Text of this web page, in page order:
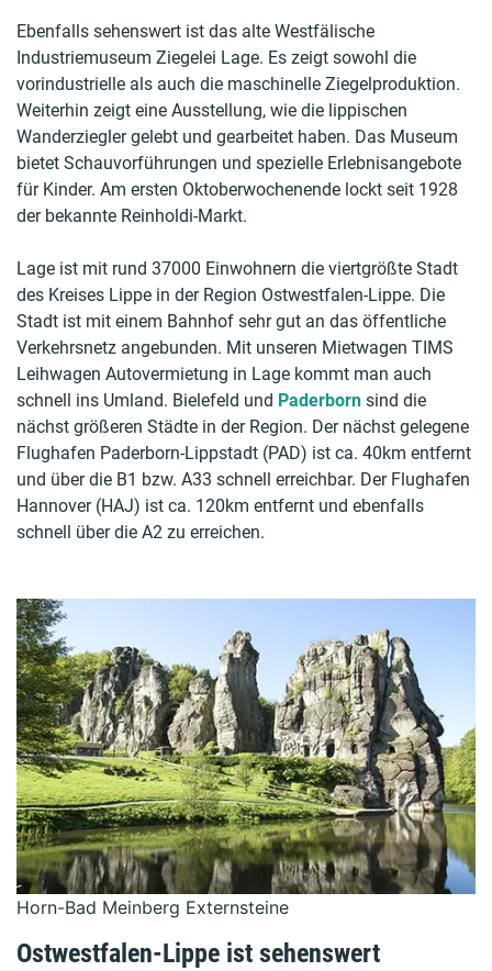
Ebenfalls sehenswert ist das alte Westfälische
Industriemuseum Ziegelei Lage. Es zeigt sowohl die
vorindustrielle als auch die maschinelle Ziegelproduktion.
Weiterhin zeigt eine Ausstellung, wie die lippischen
Wanderziegler gelebt und gearbeitet haben. Das Museum
bietet Schauvorführungen und spezielle Erlebnisangebote
für Kinder. Am ersten Oktoberwochenende lockt seit 1928
der bekannte Reinholdi-Markt.
Lage ist mit rund 37000 Einwohnern die viertgrößte Stadt
des Kreises Lippe in der Region Ostwestfalen-Lippe. Die
Stadt ist mit einem Bahnhof sehr gut an das öffentliche
Verkehrsnetz angebunden. Mit unseren Mietwagen TIMS
Leihwagen Autovermietung in Lage kommt man auch
schnell ins Umland. Bielefeld und Paderborn sind die
nächst größeren Städte in der Region. Der nächst gelegene
Flughafen Paderborn-Lippstadt (PAD) ist ca. 40km entfernt
und über die B1 bzw. A33 schnell erreichbar. Der Flughafen
Hannover (HAJ) ist ca. 120km entfernt und ebenfalls
schnell über die A2 zu erreichen.
Horn-Bad Meinberg Externsteine
Ostwestfalen-Lippe ist sehenswert